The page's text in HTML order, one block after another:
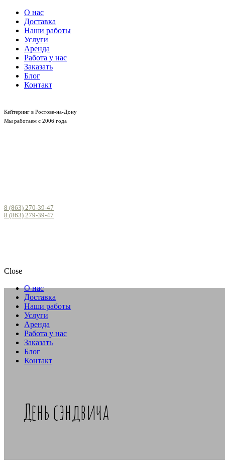
О нас
Доставка
Наши работы
Услуги
Аренда
Работа у нас
Заказать
Блог
Контакт
Кейтеринг в Ростове-на-Дону
Мы работаем с 2006 года
8 (863) 270-39-47
8 (863) 279-39-47
Close
О нас
Доставка
Наши работы
Услуги
Аренда
Работа у нас
Заказать
Блог
Контакт
День сэндвича